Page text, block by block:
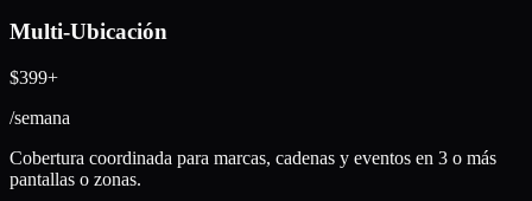
Multi-Ubicación
$399+
/semana
Cobertura coordinada para marcas, cadenas y eventos en 3 o más
pantallas o zonas.